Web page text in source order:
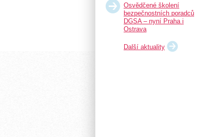
Osvědčené školení
bezpečnostních poradců
DGSA – nyní Praha i
Ostrava
Další aktuality